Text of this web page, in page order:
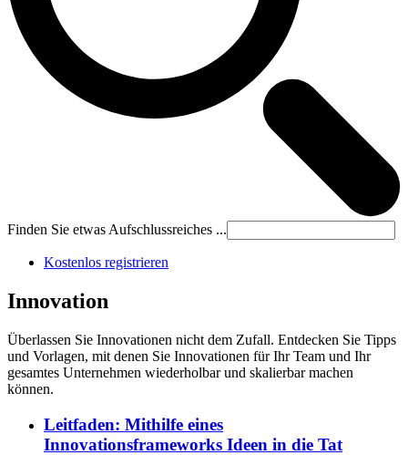
Finden Sie etwas Aufschlussreiches ...
Kostenlos registrieren
Innovation
Überlassen Sie Innovationen nicht dem Zufall. Entdecken Sie Tipps
und Vorlagen, mit denen Sie Innovationen für Ihr Team und Ihr
gesamtes Unternehmen wiederholbar und skalierbar machen
können.
Leitfaden: Mithilfe eines
Innovationsframeworks Ideen in die Tat